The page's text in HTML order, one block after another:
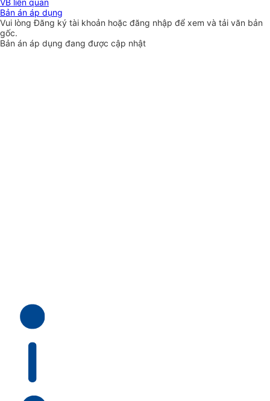
VB liên quan
Bản án áp dụng
Vui lòngĐăng ký tài khoản hoặc đăng nhập để xem và tải văn bản
gốc.
Bản án áp dụng đang được cập nhật